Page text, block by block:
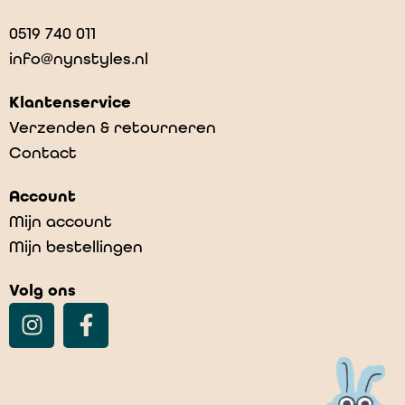
0519 740 011
info@nynstyles.nl
Klantenservice
Verzenden & retourneren
Contact
Account
Mijn account
Mijn bestellingen
Volg ons